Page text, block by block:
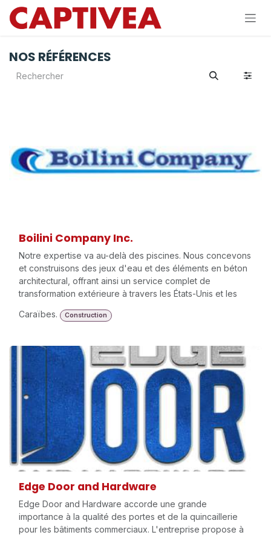
Se rendre au contenu
NOS RÉFÉRENCES
Boilini Company Inc.
Notre expertise va au-delà des piscines. Nous concevons
et construisons des jeux d'eau et des éléments en béton
architectural, offrant ainsi un service complet de
transformation extérieure à travers les États-Unis et les
Caraïbes.
Construction
Edge Door and Hardware
Edge Door and Hardware accorde une grande
importance à la qualité des portes et de la quincaillerie
pour les bâtiments commerciaux. L'entreprise propose à